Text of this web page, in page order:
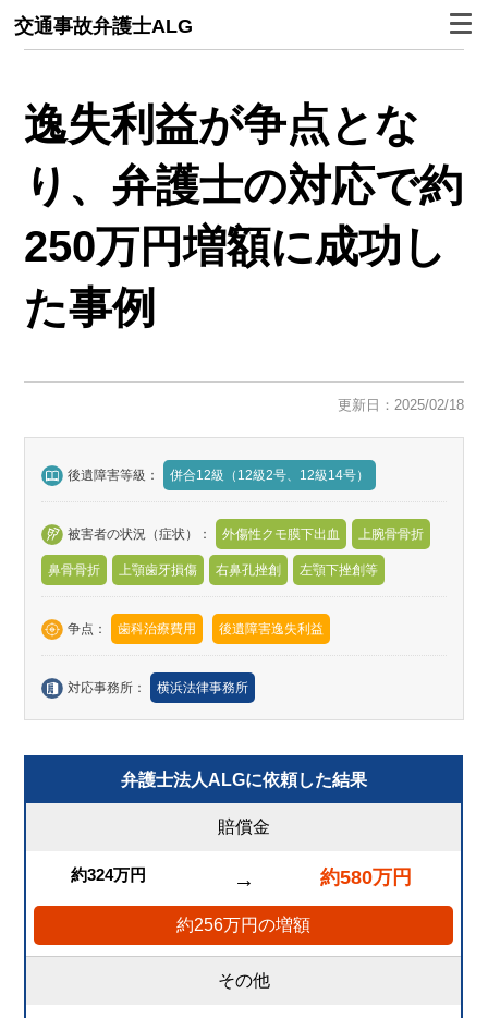
交通事故弁護士ALG
逸失利益が争点とな
り、弁護士の対応で約
250万円増額に成功し
た事例
更新日：2025/02/18
後遺障害等級： 併合12級（12級2号、12級14号）
被害者の状況（症状）： 外傷性クモ膜下出血 上腕骨骨折
鼻骨骨折 上顎歯牙損傷 右鼻孔挫創 左顎下挫創等
争点： 歯科治療費用 後遺障害逸失利益
対応事務所： 横浜法律事務所
弁護士法人ALGに依頼した結果
賠償金
約324万円 → 約580万円
約256万円の増額
その他